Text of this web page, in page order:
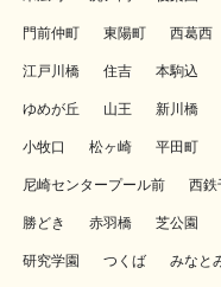
門前仲町 東陽町 西葛西
江戸川橋 住吉 本駒込
ゆめが丘 山王 新川橋
小牧口 松ヶ崎 平田町
尼崎センタープール前 西鉄
勝どき 赤羽橋 芝公園
研究学園 つくば みなと